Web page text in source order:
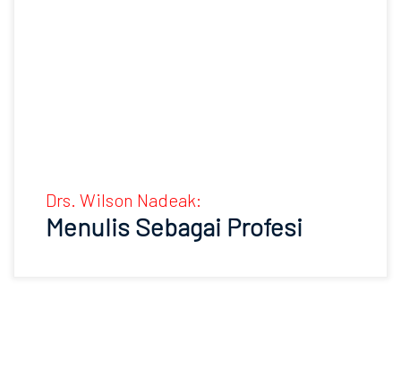
Drs. Wilson Nadeak:
Menulis Sebagai Profesi